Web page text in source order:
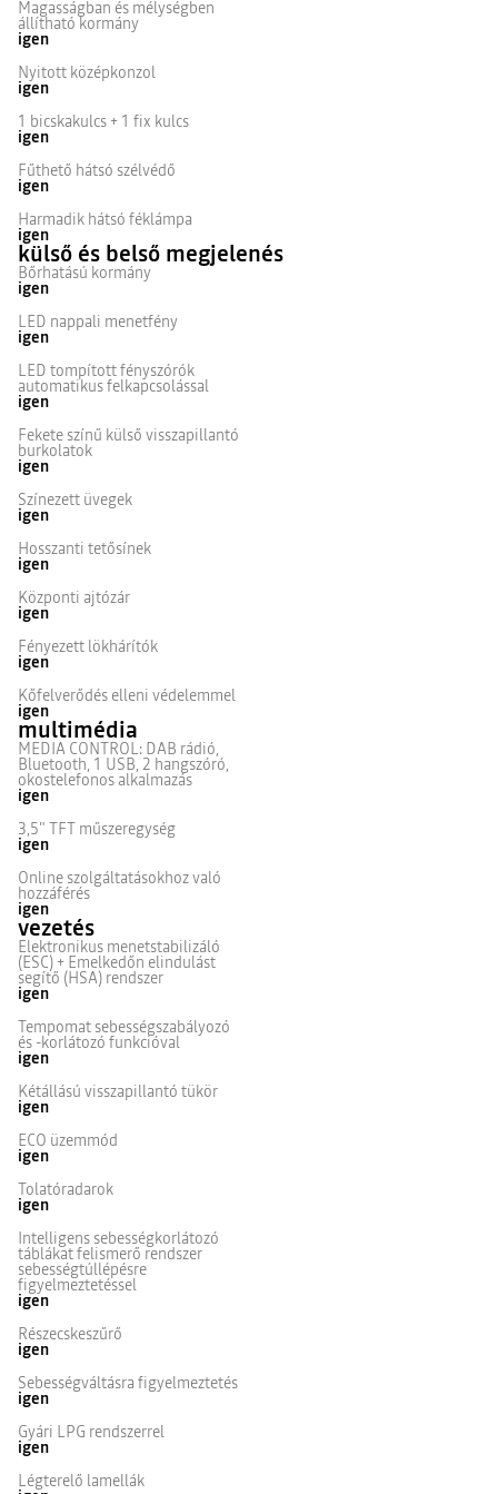
Magasságban és mélységben
állítható kormány
igen
Nyitott középkonzol
igen
1 bicskakulcs + 1 fix kulcs
igen
Fűthető hátsó szélvédő
igen
Harmadik hátsó féklámpa
igen
külső és belső megjelenés
Bőrhatású kormány
igen
LED nappali menetfény
igen
LED tompított fényszórók
automatikus felkapcsolással
igen
Fekete színű külső visszapillantó
burkolatok
igen
Színezett üvegek
igen
Hosszanti tetősínek
igen
Központi ajtózár
igen
Fényezett lökhárítók
igen
Kőfelverődés elleni védelemmel
igen
multimédia
MEDIA CONTROL: DAB rádió,
Bluetooth, 1 USB, 2 hangszóró,
okostelefonos alkalmazás
igen
3,5" TFT műszeregység
igen
Online szolgáltatásokhoz való
hozzáférés
igen
vezetés
Elektronikus menetstabilizáló
(ESC) + Emelkedőn elindulást
segítő (HSA) rendszer
igen
Tempomat sebességszabályozó
és -korlátozó funkcióval
igen
Kétállású visszapillantó tükör
igen
ECO üzemmód
igen
Tolatóradarok
igen
Intelligens sebességkorlátozó
táblákat felismerő rendszer
sebességtúllépésre
figyelmeztetéssel
igen
Részecskeszűrő
igen
Sebességváltásra figyelmeztetés
igen
Gyári LPG rendszerrel
igen
Légterelő lamellák